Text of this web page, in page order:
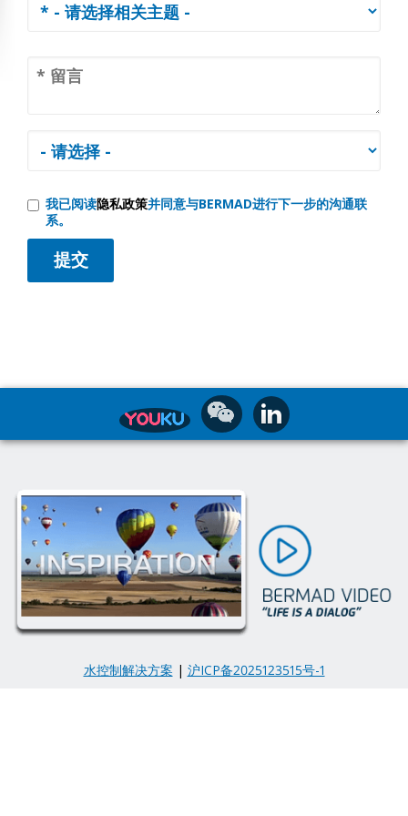
我已阅读隐私政策并同意与BERMAD进行下一步的沟通联
系。
水控制解决方案 | 沪ICP备2025123515号-1